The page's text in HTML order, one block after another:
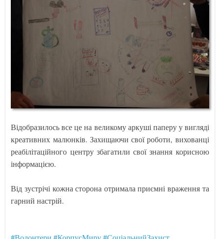
Відобразилось все це на великому аркуші паперу у вигляді
креативних малюнків. Захищаючи свої роботи, вихованці
реабілітаційного центру збагатили свої знання корисною
інформацією.
Від зустрічі кожна сторона отримала приємні враження та
гарний настрій.